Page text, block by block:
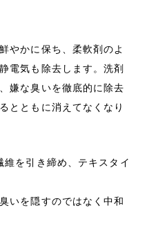
やかに保ち、柔軟剤のよ
電気も除去します。洗剤
嫌な臭いを徹底的に除去
とともに消えてなくなり
を引き締め、テキスタイ
いを隠すのではなく中和